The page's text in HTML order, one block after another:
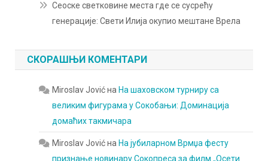
Сеоске светковине места где се сусрећу
генерације: Свети Илија окупио мештане Врела
СКОРАШЊИ КОМЕНТАРИ
Miroslav Jovićна На шаховском турниру са
великим фигурама у Сокобањи: Доминација
домаћих такмичара
Miroslav Jovićна На јубиларном Врмџа фесту
признање новинару Сокопреса за филм „Осети